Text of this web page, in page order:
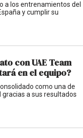
a los entrenamientos del
y cumplir su
con UAE Team
en el equipo?
como una de
a sus resultados